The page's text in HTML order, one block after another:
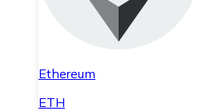
Ethereum
ETH